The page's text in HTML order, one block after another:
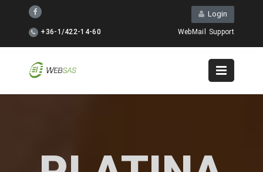
Login
+36-1/422-14-60 WebMail Support